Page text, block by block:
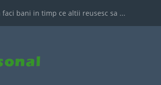
faci bani in timp ce altii reusesc sa ...